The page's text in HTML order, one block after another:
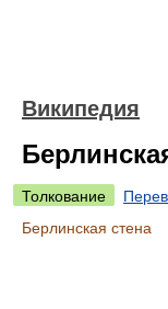
Википедия
Толкование
Берлинская стена